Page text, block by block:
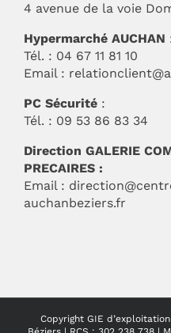
4 avenue de la voie
Hypermarché AUCHAN
Tél. : 04 67 11 81 10
Email :
PC Sécurité :
Tél. : 09 53 86 83 34
Direction GALERIE
PRECAIRES :
Email :
auchanbeziers.fr
Copyright GIE